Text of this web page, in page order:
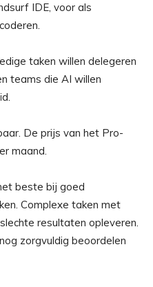
IDE, voor als
taken willen delegeren
teams die AI willen
De prijs van het Pro-
maand.
beste bij goed
Complexe taken met
resultaten opleveren.
zorgvuldig beoordelen